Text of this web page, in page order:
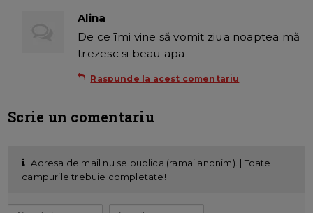
Alina
De ce īmi vine să vomit ziua noaptea mă
trezesc si beau apa
Raspunde la acest comentariu
Scrie un comentariu
Adresa de mail nu se publica (ramai anonim). | Toate
campurile trebuie completate!